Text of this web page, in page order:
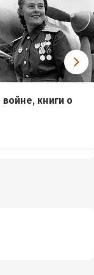
войне, книги о